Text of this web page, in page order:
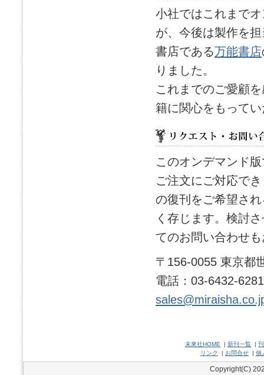
小社ではこれまで
が、今後は製作を
書店である万能書店
りました。
これまでのご愛顧
籍に関心をもって
このオンデマンド
ご注文にご対応で
の復刊をご希望さ
く存じます。検討
てのお問い合わせ
〒156-0055 東京
電話：03-6432-
未來社HOME | 新刊一覧 |
リンク
| お問合せ | 個
Copyright(C)